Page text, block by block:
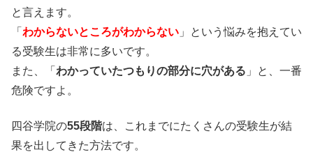
と言えます。
「 わからないところがわからない 」という悩みを抱えてい
る受験生は非常に多いです。
また、「 わかっていたつもりの部分に穴がある 」と、一番
危険ですよ。
四谷学院の55段階は、これまでにたくさんの受験生が結
果を出してきた方法です。